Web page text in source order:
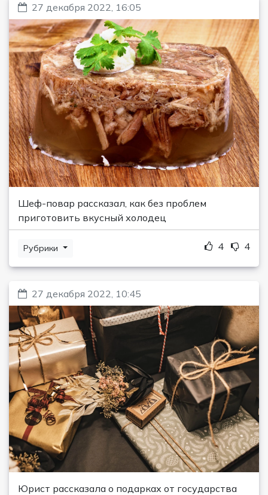
27 декабря 2022, 16:05
Шеф-повар рассказал, как без проблем
приготовить вкусный холодец
Рубрики 4 4
27 декабря 2022, 10:45
Юрист рассказала о подарках от государства